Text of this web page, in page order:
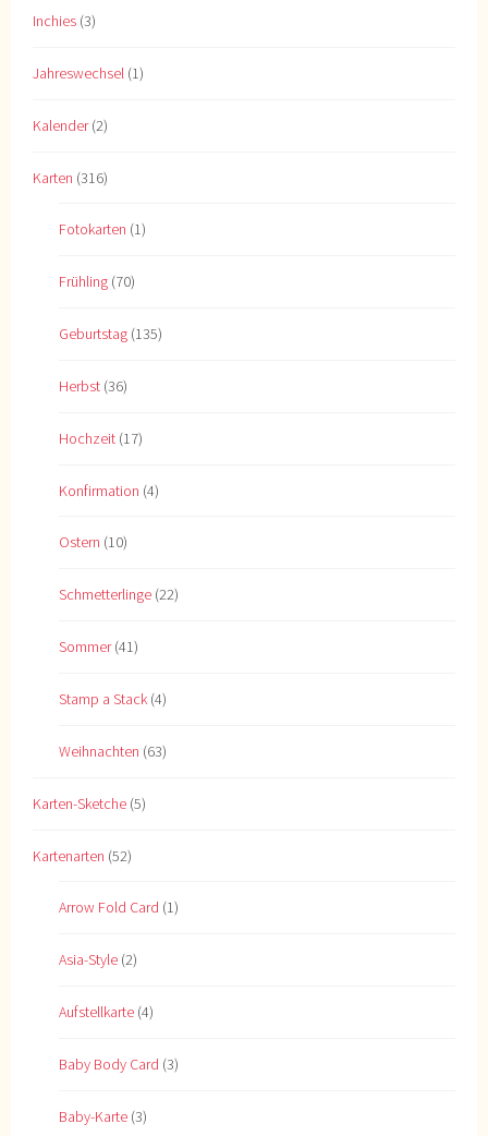
Inchies (3)
Jahreswechsel (1)
Kalender(2)
Karten (316)
Fotokarten (1)
Frühling (70)
Geburtstag (135)
Herbst (36)
Hochzeit (17)
Konfirmation (4)
Ostern (10)
Schmetterlinge (22)
Sommer(41)
Stamp a Stack (4)
Weihnachten (63)
Karten-Sketche (5)
Kartenarten (52)
Arrow Fold Card (1)
Asia-Style (2)
Aufstellkarte (4)
Baby Body Card (3)
Baby-Karte (3)